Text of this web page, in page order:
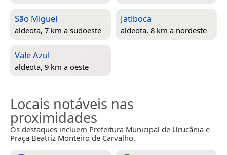
São Miguel
aldeota, 7 km a sudoeste
Jatiboca
aldeota, 8 km a nordeste
Vale Azul
aldeota, 9 km a oeste
Locais notáveis nas
proximidades
Os destaques incluem Prefeitura Municipal de Urucânia e
Praça Beatriz Monteiro de Carvalho.